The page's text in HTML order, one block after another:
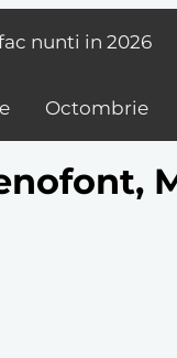
nunti in 2026
Octombrie